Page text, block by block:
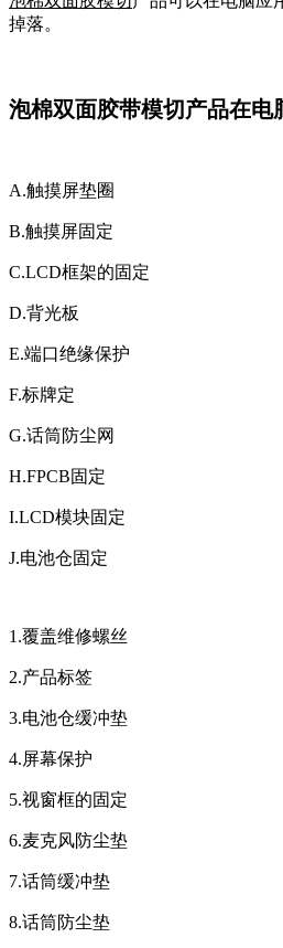
掉落。
泡棉双面胶带模切产品在电
A.触摸屏垫圈
B.触摸屏固定
C.LCD框架的固定
D.背光板
E.端口绝缘保护
F.标牌定
G.话筒防尘网
H.FPCB固定
I.LCD模块固定
J.电池仓固定
1.覆盖维修螺丝
2.产品标签
3.电池仓缓冲垫
4.屏幕保护
5.视窗框的固定
6.麦克风防尘垫
7.话筒缓冲垫
8.话筒防尘垫